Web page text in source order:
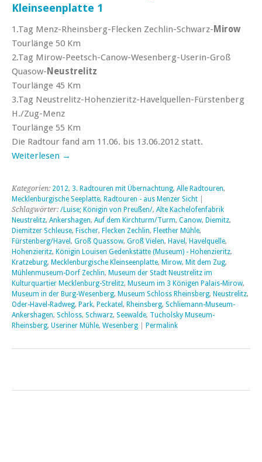
Kleinseenplatte 1
1.Tag Menz-Rheinsberg-Flecken Zechlin-Schwarz- Mirow
Tourlänge 50 Km
2.Tag Mirow-Peetsch-Canow-Wesenberg-Userin-Groß
Quasow- Neustrelitz
Tourlänge 45 Km
3.Tag Neustrelitz-Hohenzieritz-Havelquellen-Fürstenberg
H./Zug-Menz
Tourlänge 55 Km
Die Radtour fand am 11.06. bis 13.06.2012 statt.
Weiterlesen →
Kategorien: 2012, 3. Radtouren mit Übernachtung, Alle Radtouren,
Mecklenburgische Seeplatte, Radtouren - aus Menzer Sicht
Schlagwörter: /Luise; Königin von Preußen/, Alte Kachelofenfabrik
Neustrelitz, Ankershagen, Auf dem Kirchturm/Turm, Canow, Diemitz,
Diemitzer Schleuse, Fischer, Flecken Zechlin, Fleether Mühle,
Fürstenberg/Havel , Groß Quassow, Groß Vielen, Havel , Havelquelle,
Hohenzieritz, Königin Louisen Gedenkstätte (Museum) - Hohenzieritz,
Kratzeburg, Mecklenburgische Kleinseenplatte, Mirow, Mit dem Zug,
Mühlenmuseum-Dorf Zechlin, Museum der Stadt Neustrelitz im
Kulturquartier Mecklenburg-Strelitz, Museum im 3 Königen Palais-Mirow,
Museum in der Burg-Wesenberg, Museum Schloss Rheinsberg, Neustrelitz,
Oder-Havel-Radweg, Park, Peckatel , Rheinsberg, Schliemann-Museum-
Ankershagen, Schloss, Schwarz, Seewalde, Tucholsky Museum-
Rheinsberg, Useriner Mühle, Wesenberg Permalink